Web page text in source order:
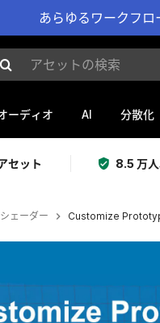
あらゆるワークフ
セットの検索
ーディオ AI 分散化
セット 8.5 万
シェーダー Customize